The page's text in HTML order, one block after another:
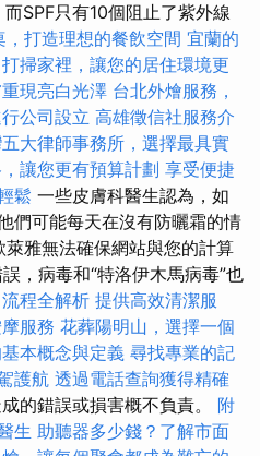
SPF只有10個阻止了紫外線
打造理想的餐飲空間 宜蘭的
打掃家裡，讓您的居住環境更
現亮白光澤 台北外燴服務，
公司設立 高雄徵信社服務介
大律師事務所，選擇最具實
讓您更有預算計劃 享受便捷
鬆 一些皮膚科醫生認為，如
們可能每天在沒有防曬霜的情
雅無法確保網站與您的計算
，病毒和“特洛伊木馬病毒”也
程全解析 提供高效清潔服
服務 花葬陽明山，選擇一個
本概念與定義 尋找專業的記
護航 透過電話查詢獲得精確
的錯誤或損害概不負責。 附
生 助聽器多少錢？了解市面